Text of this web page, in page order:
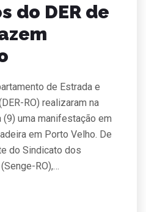
do DER de
de Estrada e
RO) realizaram na
uma manifestação em
em Porto Velho. De
do Sindicato dos
RO),…